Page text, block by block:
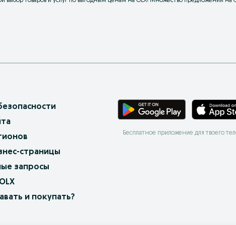
страницы
запросы
и покупать?
Бесплатное приложение для твоего